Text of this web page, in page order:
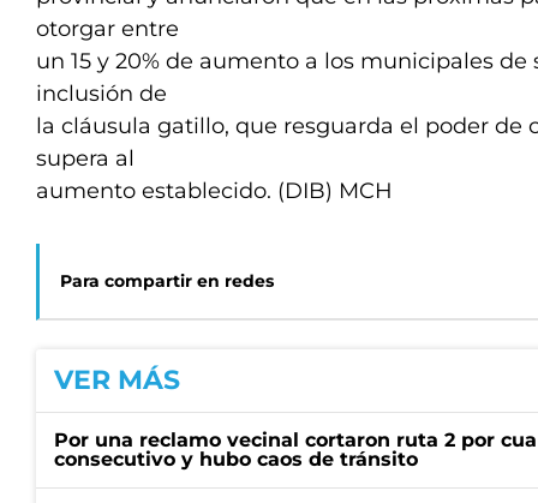
otorgar entre
un 15 y 20% de aumento a los municipales de
inclusión de
la cláusula gatillo, que resguarda el poder de
supera al
aumento establecido. (DIB) MCH
Para compartir en redes
VER MÁS
Por una reclamo vecinal cortaron ruta 2 por
consecutivo y hubo caos de tránsito